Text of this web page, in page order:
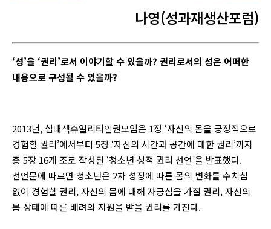
나영(성과재생산포럼)
‘성’을 ‘권리’로서 이야기할 수 있을까? 권리로서의 성은 어떠한
내용으로 구성될 수 있을까?
2013년, 십대섹슈얼리티인권모임은 1장 ‘자신의 몸을 긍정적으로
경험할 권리’에서부터 5장 ‘자신의 시간과 공간에 대한 권리’까지
총 5장 16개 조로 작성된 ‘청소년 성적 권리 선언’을 발표했다.
선언문에 따르면 청소년은 2차 성징에 따른 몸의 변화를 수치심
없이 경험할 권리, 자신의 몸에 대해 자긍심을 가질 권리, 자신의
몸 상태에 따른 배려와 지원을 받을 권리를 가진다.